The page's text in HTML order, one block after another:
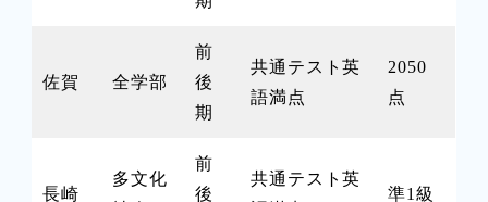
佐賀 全学部
前
後
期
共通テスト英
語満点
2050
点
長崎
多文化
前
後
共通テスト英
準1級